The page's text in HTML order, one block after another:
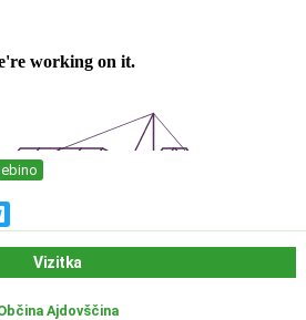
Vizitka
Ajdovščina